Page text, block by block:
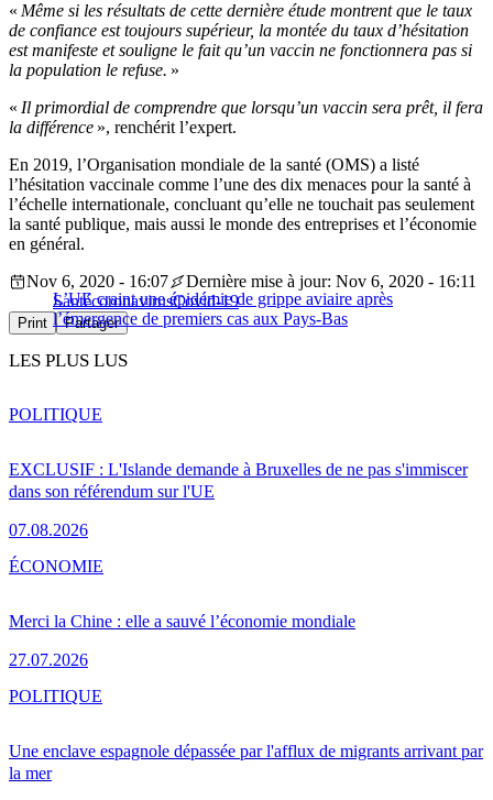
« Même si les résultats de cette dernière étude montrent que le taux
de confiance est toujours supérieur, la montée du taux d’hésitation
est manifeste et souligne le fait qu’un vaccin ne fonctionnera pas si
la population le refuse. »
« Il primordial de comprendre que lorsqu’un vaccin sera prêt, il fera
la différence », renchérit l’expert.
En 2019, l’Organisation mondiale de la santé (OMS) a listé
l’hésitation vaccinale comme l’une des dix menaces pour la santé à
l’échelle internationale, concluant qu’elle ne touchait pas seulement
la santé publique, mais aussi le monde des entreprises et l’économie
en général.
L’UE craint une épidémie de grippe aviaire après
l’émergence de premiers cas aux Pays-Bas
Nov 6, 2020 - 16:07
Dernière mise à jour: Nov 6, 2020 - 16:11
SantécoronavirusCovid-19
Print Partager
LES PLUS LUS
EXCLUSIF : L'Islande demande à Bruxelles de ne pas s'immiscer
dans son référendum sur l'UE
07.08.2026
POLITIQUE
Merci la Chine : elle a sauvé l’économie mondiale
27.07.2026
ÉCONOMIE
Une enclave espagnole dépassée par l'afflux de migrants arrivant par
la mer
POLITIQUE